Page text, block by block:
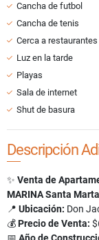
Cancha de futbol
Cancha de tenis
Cerca a restaurantes
Luz en la tarde
Playas
Sala de internet
Shut de basura
Descripción
✨ Venta de
MARINA Santa Marta
📍 Ubicación: Don
💰Precio de Venta: